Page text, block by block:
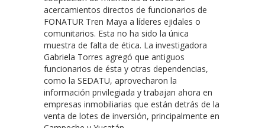
acercamientos directos de funcionarios de
FONATUR Tren Maya a líderes ejidales o
comunitarios. Esta no ha sido la única
muestra de falta de ética. La investigadora
Gabriela Torres agregó que antiguos
funcionarios de ésta y otras dependencias,
como la SEDATU, aprovecharon la
información privilegiada y trabajan ahora en
empresas inmobiliarias que están detrás de la
venta de lotes de inversión, principalmente en